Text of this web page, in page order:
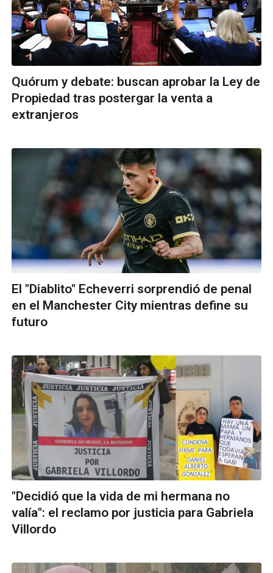
Quórum y debate: buscan aprobar la Ley de
Propiedad tras postergar la venta a
extranjeros
El "Diablito" Echeverri sorprendió de penal
en el Manchester City mientras define su
futuro
"Decidió que la vida de mi hermana no
valía": el reclamo por justicia para Gabriela
Villordo